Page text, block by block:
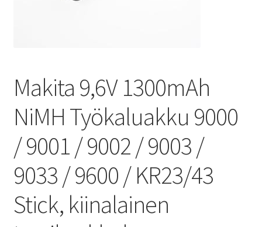
Makita 9,6V 1300mAh
NiMH Työkaluakku 9000
/ 9001 / 9002 / 9003 /
9033 / 9600 / KR23/43
Stick, kiinalainen